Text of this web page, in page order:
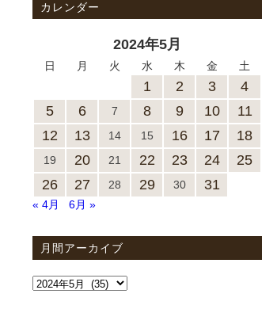
カレンダー
2024年5月
日 月 火 水 木 金 土
1 2 3
4
5
6 7 8 9 10
11
12
13 14 15 16 17 18
19 20 21 22 23 24
25
26
27 28 29 30 31
« 4月 6月 »
月間アーカイブ